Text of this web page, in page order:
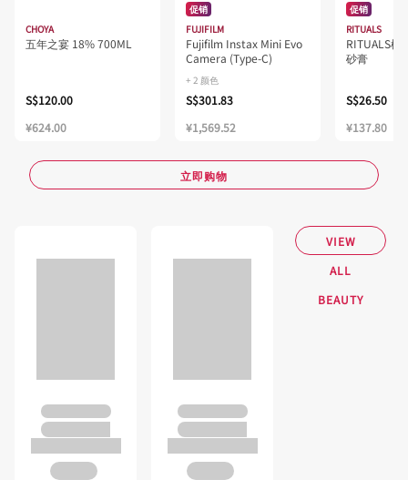
CHOYA
五年之宴 18% 700ML
S$120.00
¥624.00
促销
FUJIFILM
Fujifilm Instax Mini Evo
Camera (Type-C)
+ 2 颜色
S$301.83
¥1,569.52
促销
RITUALS
RITUALS樱
砂膏
S$26.50
¥137.80
立即购物
VIEW
ALL
BEAUTY